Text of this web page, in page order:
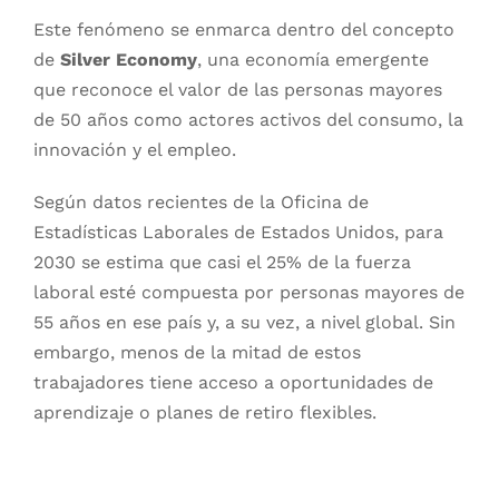
Este fenómeno se enmarca dentro del concepto
de Silver Economy, una economía emergente
que reconoce el valor de las personas mayores
de 50 años como actores activos del consumo, la
innovación y el empleo.
Según datos recientes de la Oficina de
Estadísticas Laborales de Estados Unidos, para
2030 se estima que casi el 25% de la fuerza
laboral esté compuesta por personas mayores de
55 años en ese país y, a su vez, a nivel global. Sin
embargo, menos de la mitad de estos
trabajadores tiene acceso a oportunidades de
aprendizaje o planes de retiro flexibles.